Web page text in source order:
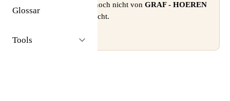
Glossar
Tools
⚠ Dieses Profil wurde noch nicht von GRAF - HOEREN
beansprucht.